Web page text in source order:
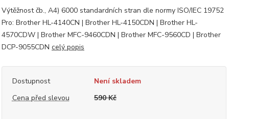
Výtěžnost čb., A4) 6000 standardních stran dle normy ISO/IEC 19752
Pro: Brother HL-4140CN | Brother HL-4150CDN | Brother HL-
4570CDW | Brother MFC-9460CDN | Brother MFC-9560CD | Brother
DCP-9055CDN celý popis
Dostupnost
Není skladem
Cena před slevou
590 Kč